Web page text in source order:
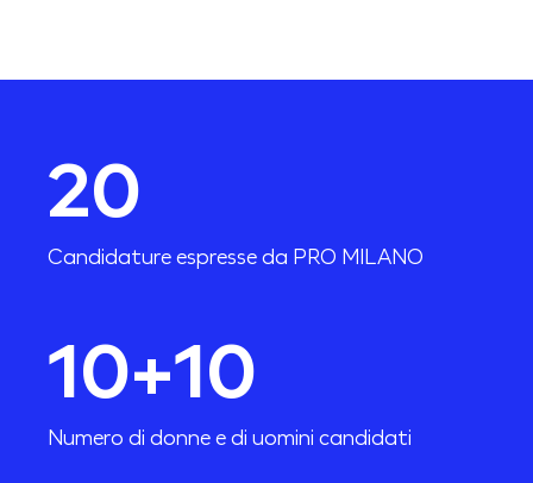
20
Candidature espresse da PRO MILANO
10+10
Numero di donne e di uomini candidati